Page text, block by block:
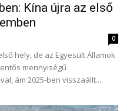
Kína újra az első
0
hely, de az Egyesült Államok
mennyiségű
ám 2025-ben visszaállt...